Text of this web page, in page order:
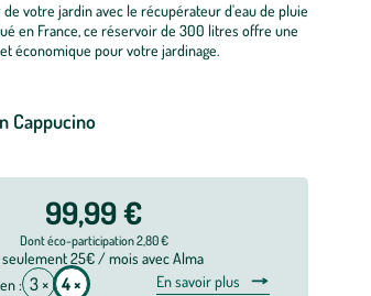
de votre jardin avec le récupérateur d'eau de pluie
en France, ce réservoir de 300 litres offre une
économique pour votre jardinage.
couleur
Cappucino
99,99 €
Dont éco-participation 2,80 €
25€ / mois avec Alma
: 3 × 4 × En savoir plus